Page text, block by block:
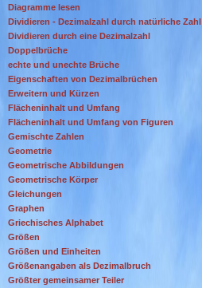
Diagramme lesen
Dividieren - Dezimalzahl durch natürliche Zahl
Dividieren durch eine Dezimalzahl
Doppelbrüche
echte und unechte Brüche
Eigenschaften von Dezimalbrüchen
Erweitern und Kürzen
Flächeninhalt und Umfang
Flächeninhalt und Umfang von Figuren
Gemischte Zahlen
Geometrie
Geometrische Abbildungen
Geometrische Körper
Gleichungen
Graphen
Griechisches Alphabet
Größen
Größen und Einheiten
Größenangaben als Dezimalbruch
Größter gemeinsamer Teiler